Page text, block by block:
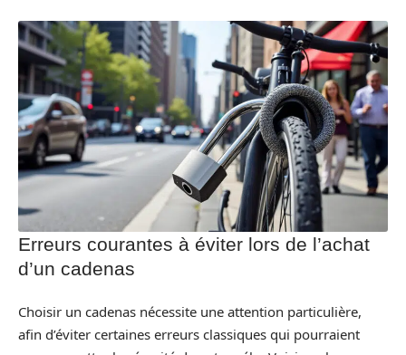
Erreurs courantes à éviter lors de l’achat
d’un cadenas
Choisir un cadenas nécessite une attention particulière,
afin d’éviter certaines erreurs classiques qui pourraient